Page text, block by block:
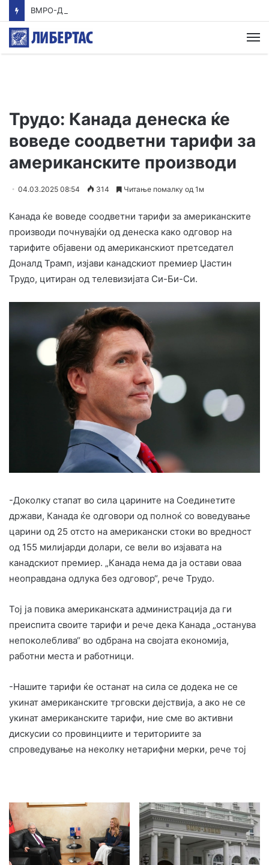
Трудо: Канада денеска ќе
воведе соодветни тарифи за
американските производи
04.03.2025 08:54 314 Читање помалку од 1м
Канада ќе воведе соодветни тарифи за американските
производи почнувајќи од денеска како одговор на
тарифите објавени од американскиот претседател
Доналд Трамп, изјави канадскиот премиер Џастин
Трудо, цитиран од телевизијата Си-Би-Си.
-Доколку стапат во сила царините на Соединетите
држави, Канада ќе одговори од полноќ со воведување
царини од 25 отсто на американски стоки во вредност
од 155 милијарди долари, се вели во изјавата на
канадскиот премиер. „Канада нема да ја остави оваа
неоправдана одлука без одговор“, рече Трудо.
Тој ја повика американската администрација да ги
преиспита своите тарифи и рече дека Канада „останува
непоколеблива“ во одбрана на својата економија,
работни места и работници.
-Нашите тарифи ќе останат на сила се додека не се
укинат американските трговски дејствија, а ако не се
укинат американските тарифи, ние сме во активни
дискусии со провинциите и териториите за
спроведување на неколку нетарифни мерки, рече тој